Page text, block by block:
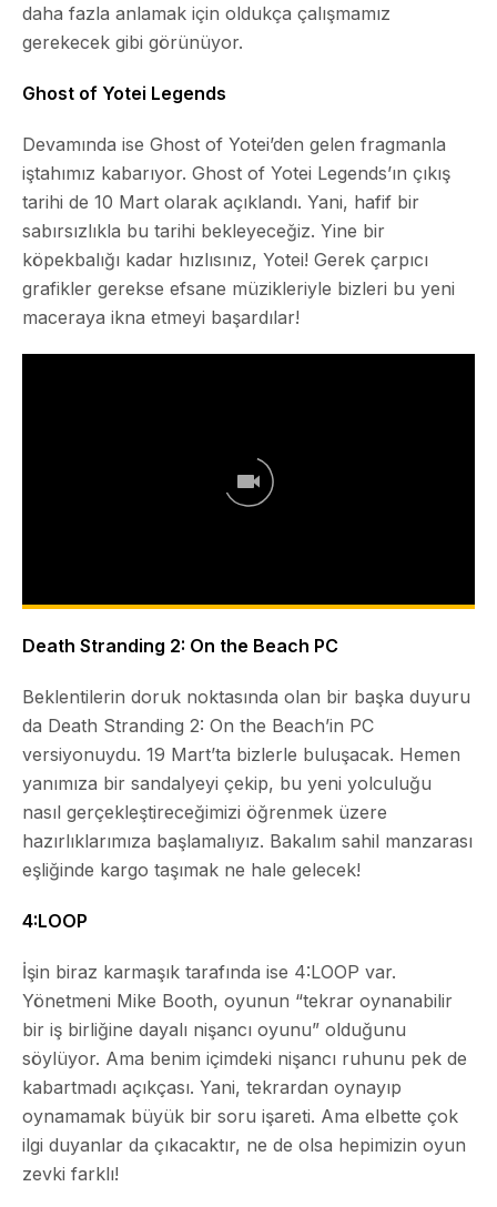
daha fazla anlamak için oldukça çalışmamız
gerekecek gibi görünüyor.
Ghost of Yotei Legends
Devamında ise Ghost of Yotei’den gelen fragmanla
iştahımız kabarıyor. Ghost of Yotei Legends’ın çıkış
tarihi de 10 Mart olarak açıklandı. Yani, hafif bir
sabırsızlıkla bu tarihi bekleyeceğiz. Yine bir
köpekbalığı kadar hızlısınız, Yotei! Gerek çarpıcı
grafikler gerekse efsane müzikleriyle bizleri bu yeni
maceraya ikna etmeyi başardılar!
Death Stranding 2: On the Beach PC
Beklentilerin doruk noktasında olan bir başka duyuru
da Death Stranding 2: On the Beach’in PC
versiyonuydu. 19 Mart’ta bizlerle buluşacak. Hemen
yanımıza bir sandalyeyi çekip, bu yeni yolculuğu
nasıl gerçekleştireceğimizi öğrenmek üzere
hazırlıklarımıza başlamalıyız. Bakalım sahil manzarası
eşliğinde kargo taşımak ne hale gelecek!
4:LOOP
İşin biraz karmaşık tarafında ise 4:LOOP var.
Yönetmeni Mike Booth, oyunun “tekrar oynanabilir
bir iş birliğine dayalı nişancı oyunu” olduğunu
söylüyor. Ama benim içimdeki nişancı ruhunu pek de
kabartmadı açıkçası. Yani, tekrardan oynayıp
oynamamak büyük bir soru işareti. Ama elbette çok
ilgi duyanlar da çıkacaktır, ne de olsa hepimizin oyun
zevki farklı!